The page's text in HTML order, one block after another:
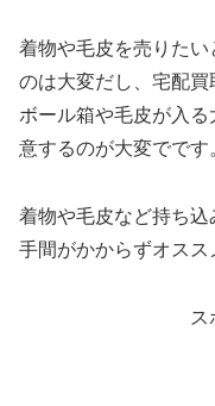
着物や毛皮を売りた
のは大変だし、宅配
ボール箱や毛皮が入
意するのが大変でです
着物や毛皮など持ち
手間がかからずオスス
ス